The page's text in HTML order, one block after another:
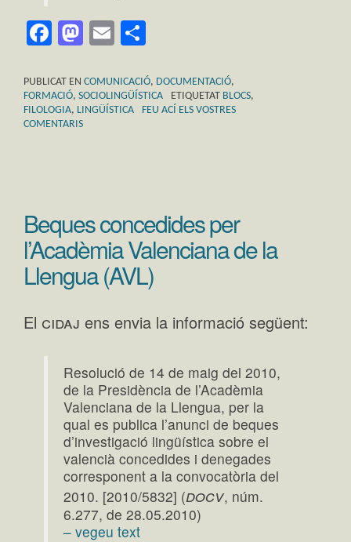
Facebook
Mastodon
Email
PUBLICAT EN COMUNICACIÓ, DOCUMENTACIÓ,
FORMACIÓ, SOCIOLINGÜÍSTICA ETIQUETAT BLOCS,
FILOLOGIA, LINGÜÍSTICA
FEU ACÍ ELS VOSTRES
COMENTARIS
Beques concedides per
l’Acadèmia Valenciana de la
Llengua (AVL)
El cidaj ens envia la informació següent:
Resolució de 14 de maig del 2010,
de la Presidència de l’Acadèmia
Valenciana de la Llengua, per la
qual es publica l’anunci de beques
d’investigació lingüística sobre el
valencià concedides i denegades
corresponent a la convocatòria del
2010. [2010/5832] (docv, núm.
6.277, de 28.05.2010)
– vegeu text